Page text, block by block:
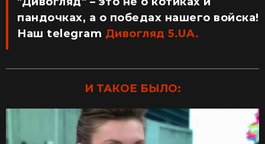
пандочках, а о победах нашего войска!
Наш telegram Дивогляд 5.UA.
И ТАКОЕ БЫЛО: